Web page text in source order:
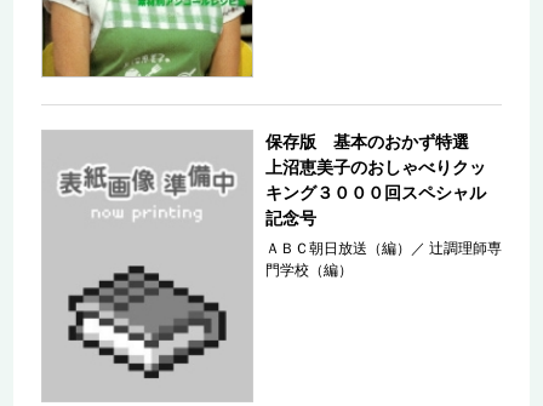
保存版 基本のおかず特選
上沼恵美子のおしゃべりクッ
キング３０００回スペシャル
記念号
ＡＢＣ朝日放送（編） ／辻調理師専
門学校（編）